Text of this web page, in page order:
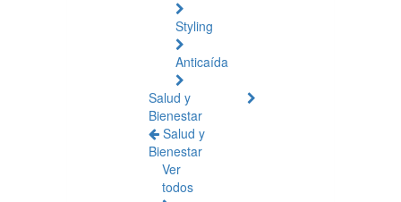
Styling
Anticaída
Salud y
Bienestar
Salud y
Bienestar
Ver
todos